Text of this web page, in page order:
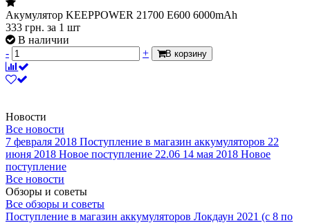
Акумулятор KEEPPOWER 21700 E600 6000mAh
333 грн. за 1 шт
В наличии
-
+ В корзину
Новости
Все новости
7 февраля 2018 Поступление в магазин аккумуляторов 22
июня 2018 Новое поступление 22.06 14 мая 2018 Новое
поступление
Все новости
Обзоры и советы
Все обзоры и советы
Поступление в магазин аккумуляторов Локдаун 2021 (с 8 по